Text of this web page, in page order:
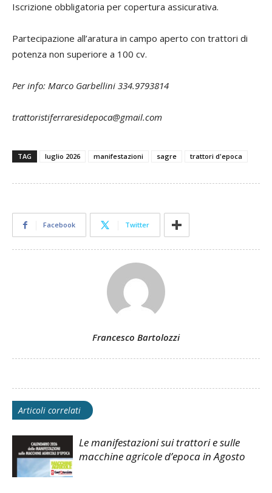
Iscrizione obbligatoria per copertura assicurativa.
Partecipazione all’aratura in campo aperto con trattori di
potenza non superiore a 100 cv.
Per info: Marco Garbellini 334.9793814
trattoristiferraresidepoca@gmail.com
TAG luglio 2026 manifestazioni sagre trattori d'epoca
Facebook Twitter
Francesco Bartolozzi
Articoli correlati
Le manifestazioni sui trattori e sulle
macchine agricole d’epoca in Agosto